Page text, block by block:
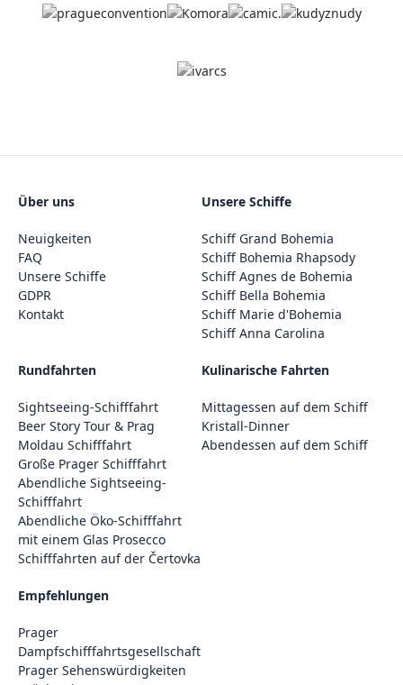
Über uns
Neuigkeiten
FAQ
Unsere Schiffe
GDPR
Kontakt
Unsere Schiffe
Schiff Grand Bohemia
Schiff Bohemia Rhapsody
Schiff Agnes de Bohemia
Schiff Bella Bohemia
Schiff Marie d'Bohemia
Schiff Anna Carolina
Rundfahrten
Sightseeing-Schifffahrt
Beer Story Tour & Prag
Moldau Schifffahrt
Große Prager Schifffahrt
Abendliche Sightseeing-
Schifffahrt
Abendliche Öko-Schifffahrt
mit einem Glas Prosecco
Schifffahrten auf der Čertovka
Kulinarische Fahrten
Mittagessen auf dem Schiff
Kristall-Dinner
Abendessen auf dem Schiff
Empfehlungen
Prager
Dampfschifffahrtsgesellschaft
Prager Sehenswürdigkeiten